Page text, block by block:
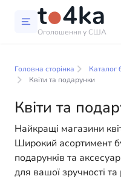
Оголошення у США
У нашому каталозі
допомогти людям
пропонуємо
так і для юридичних
Америці більш
професійних
допомоги — у нас є все
Головна сторінка Каталог
Квіти та подарунки
Квіти та
Найкращі магазини
Широкий асортимент
подарунків та
для вашої зручності